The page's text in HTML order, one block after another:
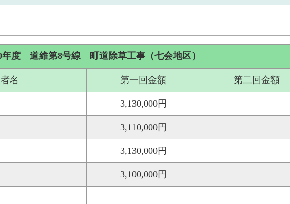
年度 道維第8号線 町道除草工事（七会地区）
名 第一回金額 第二回金額
3,130,000円
3,110,000円
3,130,000円
3,100,000円